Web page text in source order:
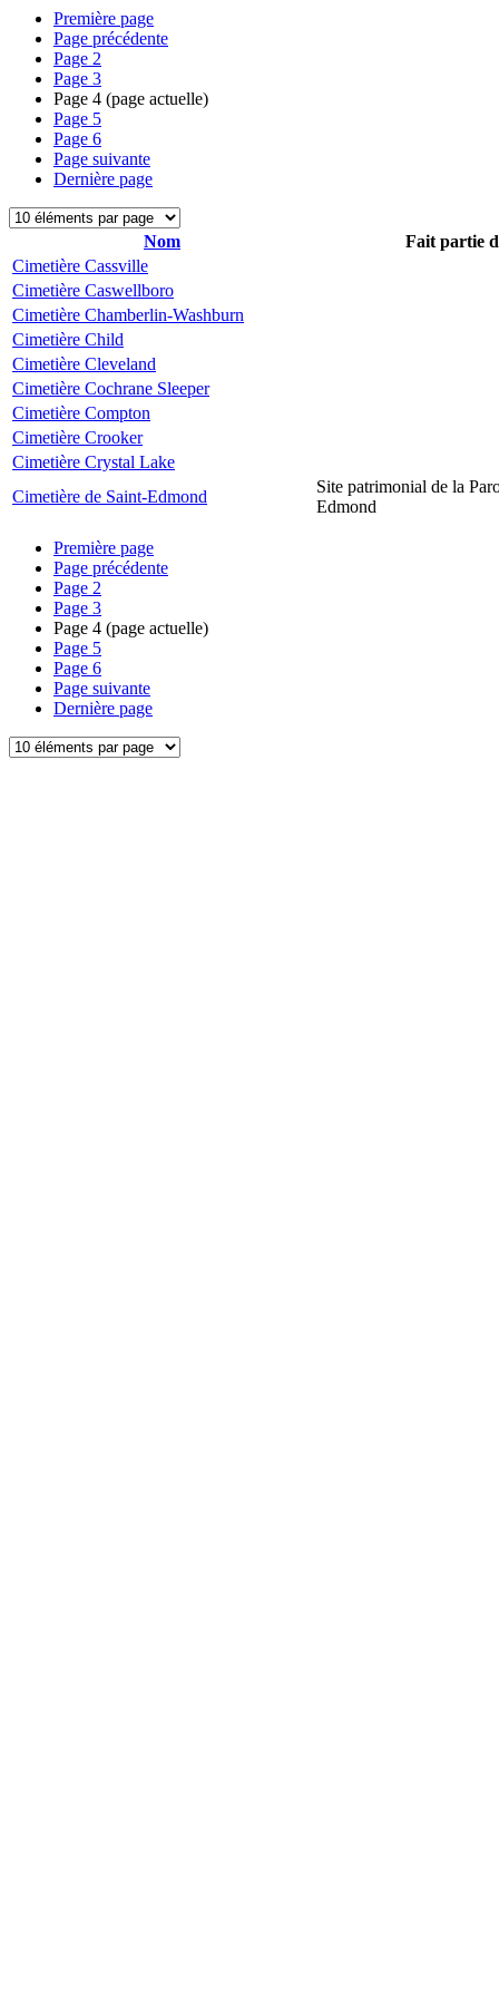
Première page
Page précédente
Page 2
Page 3
Page 4 (page actuelle)
Page 5
Page 6
Page suivante
Dernière page
Nom
Fait partie
Cimetière Cassville
Cimetière Caswellboro
Cimetière Chamberlin-Washburn
Cimetière Child
Cimetière Cleveland
Cimetière Cochrane Sleeper
Cimetière Compton
Cimetière Crooker
Cimetière Crystal Lake
Cimetière de Saint-Edmond
Site patrimonial de la
Edmond
Première page
Page précédente
Page 2
Page 3
Page 4 (page actuelle)
Page 5
Page 6
Page suivante
Dernière page